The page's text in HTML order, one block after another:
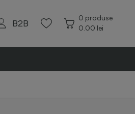
B2B 0 produse
0.00 lei